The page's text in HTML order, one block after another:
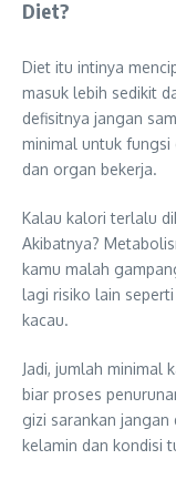
Diet?
Diet itu intinya
masuk lebih sedikit
defisitnya jangan
minimal untuk fungsi
dan organ bekerja.
Kalau kalori terlalu
Akibatnya?
kamu malah
lagi risiko lain
kacau.
Jadi, jumlah minimal
biar proses
gizi sarankan
kelamin dan kondisi